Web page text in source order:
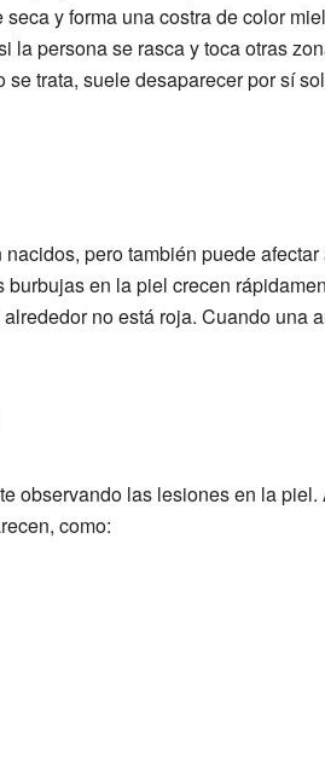
y forma una costra de color
la persona se rasca y toca otras
trata, suele desaparecer por sí
pero también puede
en la piel crecen
no está roja. Cuando una
observando las lesiones en la
como: